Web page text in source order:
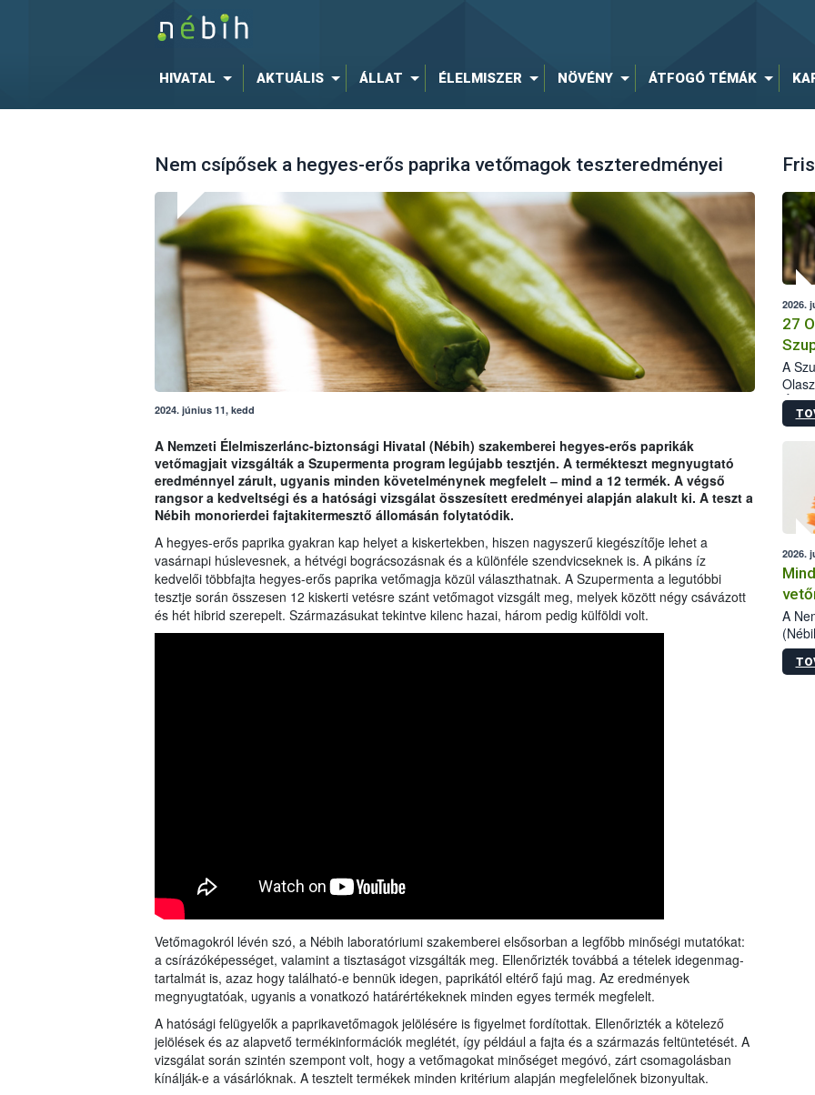
HIVATAL AKTUÁLIS ÁLLAT ÉLELMISZER NÖVÉNY ÁTFOGÓ TÉMÁK
Nem csípősek a hegyes-erős paprika vetőmagok teszteredményei
2024. június 11, kedd
A Nemzeti Élelmiszerlánc-biztonsági Hivatal (Nébih) szakemberei hegyes-erős paprikák
vetőmagjait vizsgálták a Szupermenta program legújabb tesztjén. A termékteszt megnyugtató
eredménnyel zárult, ugyanis minden követelménynek megfelelt ‒ mind a 12 termék. A végső
rangsor a kedveltségi és a hatósági vizsgálat összesített eredményei alapján alakult ki. A teszt a
Nébih monorierdei fajtakitermesztő állomásán folytatódik.
A hegyes-erős paprika gyakran kap helyet a kiskertekben, hiszen nagyszerű kiegészítője lehet a
vasárnapi húslevesnek, a hétvégi bográcsozásnak és a különféle szendvicseknek is. A pikáns íz
kedvelői többfajta hegyes-erős paprika vetőmagja közül választhatnak. A Szupermenta a legutóbbi
tesztje során összesen 12 kiskerti vetésre szánt vetőmagot vizsgált meg, melyek között négy csávázott
és hét hibrid szerepelt. Származásukat tekintve kilenc hazai, három pedig külföldi volt.
Vetőmagokról lévén szó, a Nébih laboratóriumi szakemberei elsősorban a legfőbb minőségi mutatókat:
a csírázóképességet, valamint a tisztaságot vizsgálták meg. Ellenőrizték továbbá a tételek idegenmag-
tartalmát is, azaz hogy található-e bennük idegen, paprikától eltérő fajú mag. Az eredmények
megnyugtatóak, ugyanis a vonatkozó határértékeknek minden egyes termék megfelelt.
A hatósági felügyelők a paprikavetőmagok jelölésére is figyelmet fordítottak. Ellenőrizték a kötelező
jelölések és az alapvető termékinformációk meglétét, így például a fajta és a származás feltüntetését. A
vizsgálat során szintén szempont volt, hogy a vetőmagokat minőséget megóvó, zárt csomagolásban
kínálják-e a vásárlóknak. A tesztelt termékek minden kritérium alapján megfelelőnek bizonyultak.
2026.
27
A
2026.
A